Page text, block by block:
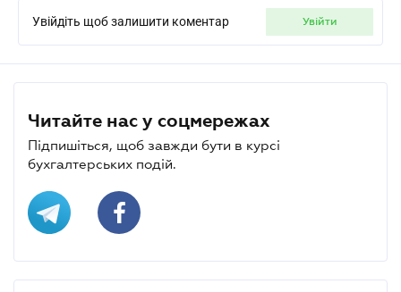
Увійдіть щоб залишити коментар увійти
Читайте нас у соцмережах
Підпишіться, щоб завжди бути в курсі
бухгалтерських подій.